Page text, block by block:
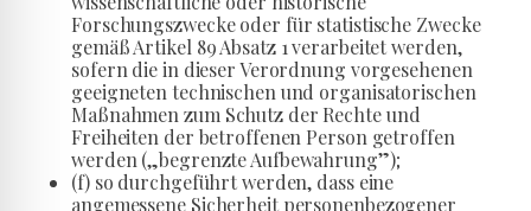
Forschungszwecke oder für statistische Zwecke
gemäß Artikel 89 Absatz 1 verarbeitet werden,
sofern die in dieser Verordnung vorgesehenen
geeigneten technischen und organisatorischen
Maßnahmen zum Schutz der Rechte und
Freiheiten der betroffenen Person getroffen
werden („begrenzte Aufbewahrung”);
(f) so durchgeführt werden, dass eine
angemessene Sicherheit personenbezogener